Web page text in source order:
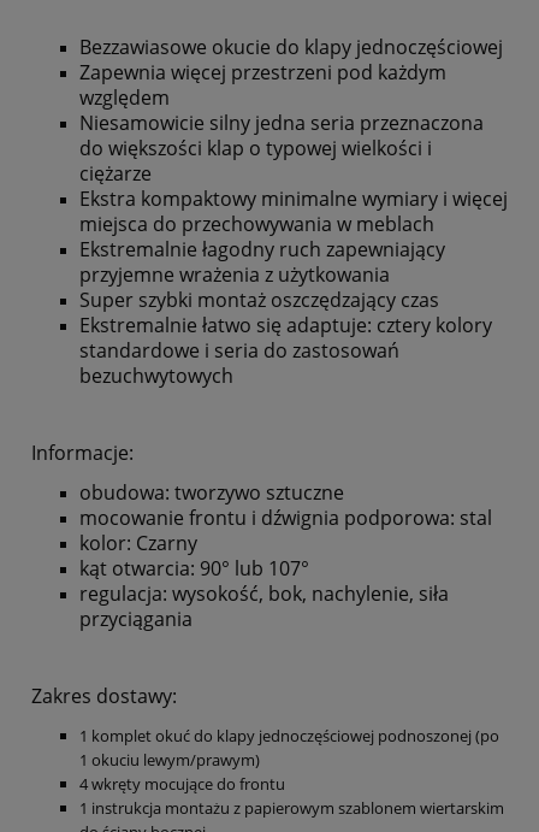
Bezzawiasowe okucie do klapy jednoczęściowej
Zapewnia więcej przestrzeni pod każdym
względem
Niesamowicie silny jedna seria przeznaczona
do większości klap o typowej wielkości i
ciężarze
Ekstra kompaktowy minimalne wymiary i więcej
miejsca do przechowywania w meblach
Ekstremalnie łagodny ruch zapewniający
przyjemne wrażenia z użytkowania
Super szybki montaż oszczędzający czas
Ekstremalnie łatwo się adaptuje: cztery kolory
standardowe i seria do zastosowań
bezuchwytowych
Informacje:
obudowa: tworzywo sztuczne
mocowanie frontu i dźwignia podporowa: stal
kolor: Czarny
kąt otwarcia: 90° lub 107°
regulacja: wysokość, bok, nachylenie, siła
przyciągania
Zakres dostawy:
1 komplet okuć do klapy jednoczęściowej podnoszonej (po
1 okuciu lewym/prawym)
4 wkręty mocujące do frontu
1 instrukcja montażu z papierowym szablonem wiertarskim